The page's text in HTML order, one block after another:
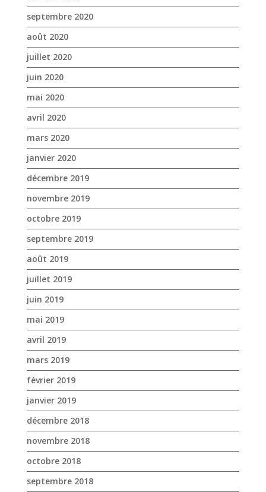
septembre 2020
août 2020
juillet 2020
juin 2020
mai 2020
avril 2020
mars 2020
janvier 2020
décembre 2019
novembre 2019
octobre 2019
septembre 2019
août 2019
juillet 2019
juin 2019
mai 2019
avril 2019
mars 2019
février 2019
janvier 2019
décembre 2018
novembre 2018
octobre 2018
septembre 2018